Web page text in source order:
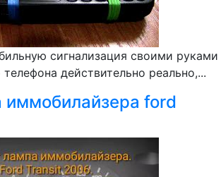
сигнализация своими руками
телефона действительно реально,...
иммобилайзера ford